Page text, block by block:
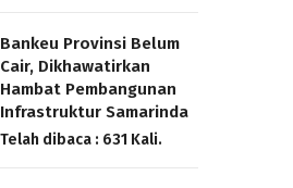
Bankeu Provinsi Belum
Cair, Dikhawatirkan
Hambat Pembangunan
Infrastruktur Samarinda
Telah dibaca : 631 Kali.